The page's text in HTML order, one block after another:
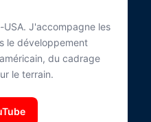
J'accompagne les
le développement
du cadrage
le terrain.